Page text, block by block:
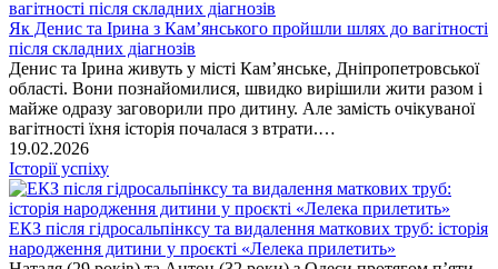
Як Денис та Ірина з Кам’янського пройшли шлях до вагітності
після складних діагнозів
Денис та Ірина живуть у місті Кам’янське, Дніпропетровської
області. Вони познайомилися, швидко вирішили жити разом і
майже одразу заговорили про дитину. Але замість очікуваної
вагітності їхня історія почалася з втрати.…
19.02.2026
Історії успіху
ЕКЗ після гідросальпінксу та видалення маткових труб: історія
народження дитини у проєкті «Лелека прилетить»